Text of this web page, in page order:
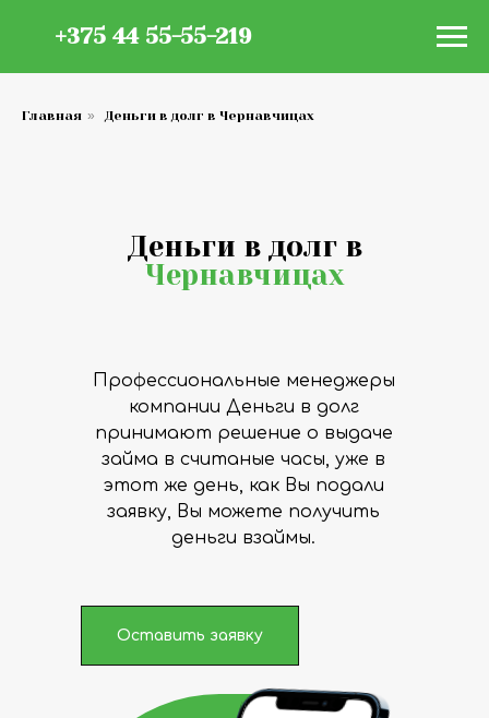
+375 44 55-55-219
Главная » Деньги в долг в Чернавчицах
Деньги в долг в
Чернавчицах
Профессиональные менеджеры
компании Деньги в долг
принимают решение о выдаче
займа в считаные часы, уже в
этот же день, как Вы подали
заявку, Вы можете получить
деньги взаймы.
Оставить заявку